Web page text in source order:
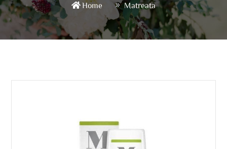
Home Matreata